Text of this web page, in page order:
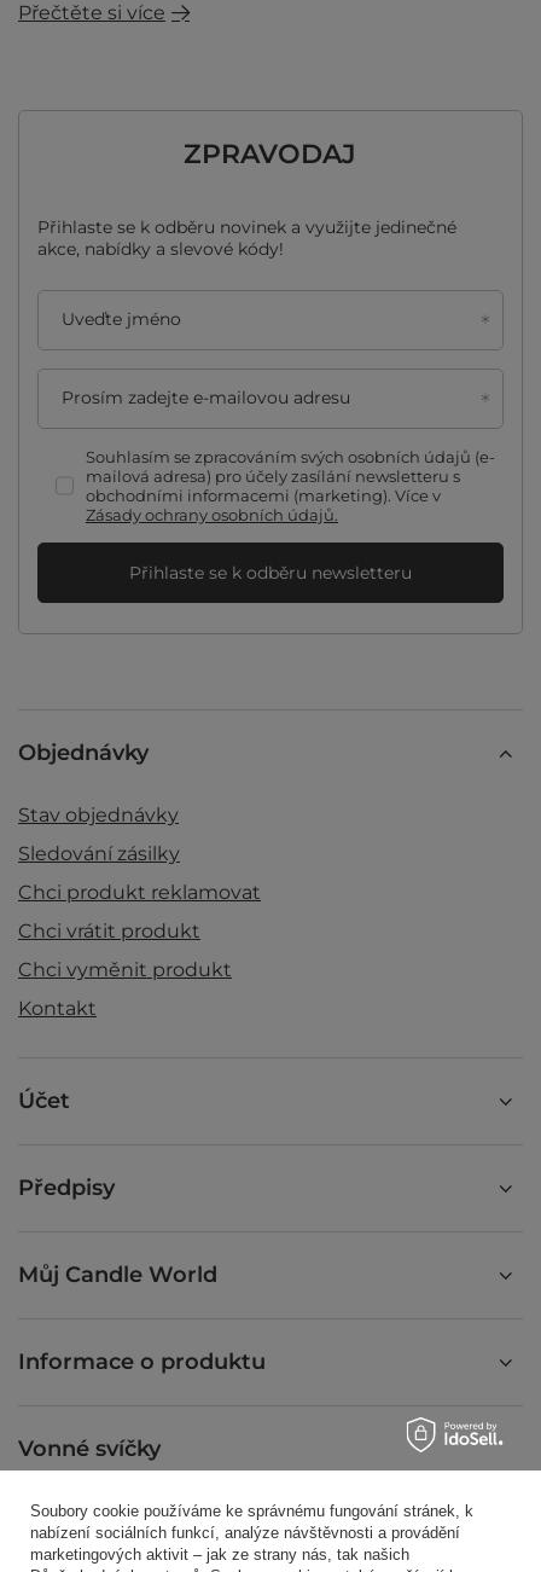
Přečtěte si více
ZPRAVODAJ
Přihlaste se k odběru novinek a využijte jedinečné
akce, nabídky a slevové kódy!
Uveďte jméno
Prosím zadejte e-mailovou adresu
Souhlasím se zpracováním svých osobních údajů (e-
mailová adresa) pro účely zasílání newsletteru s
obchodními informacemi (marketing). Více v
Zásady ochrany osobních údajů.
Přihlaste se k odběru newsletteru
Objednávky
Stav objednávky
Sledování zásilky
Chci produkt reklamovat
Chci vrátit produkt
Chci vyměnit produkt
Kontakt
Účet
Předpisy
Můj Candle World
Informace o produktu
Vonné svíčky
Zkratkou
Soubory cookie používáme ke správnému fungování stránek, k
nabízení sociálních funkcí, analýze návštěvnosti a provádění
marketingových aktivit – jak ze strany nás, tak našich